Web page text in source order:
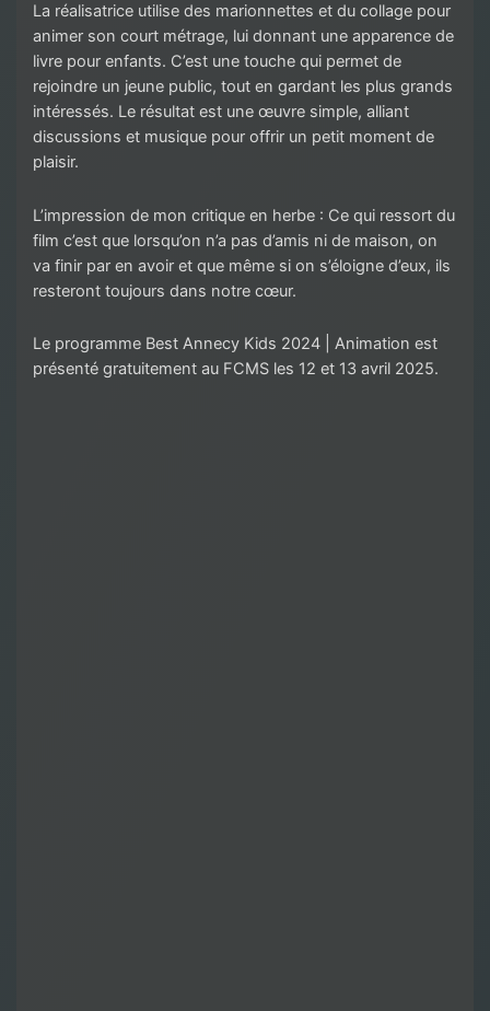
La réalisatrice utilise des marionnettes et du collage pour
animer son court métrage, lui donnant une apparence de
livre pour enfants. C’est une touche qui permet de
rejoindre un jeune public, tout en gardant les plus grands
intéressés. Le résultat est une œuvre simple, alliant
discussions et musique pour offrir un petit moment de
plaisir.
L’impression de mon critique en herbe : Ce qui ressort du
film c’est que lorsqu’on n’a pas d’amis ni de maison, on
va finir par en avoir et que même si on s’éloigne d’eux, ils
resteront toujours dans notre cœur.
Le programme Best Annecy Kids 2024 | Animation est
présenté gratuitement au FCMS les 12 et 13 avril 2025.